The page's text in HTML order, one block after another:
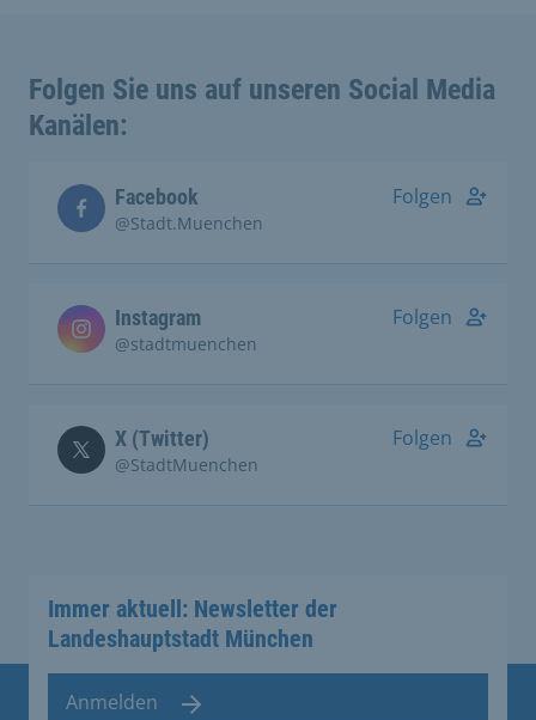
Folgen Sie uns auf unseren Social Media
Kanälen:
Facebook
@Stadt.Muenchen
Folgen
Instagram
@stadtmuenchen
Folgen
X (Twitter)
@StadtMuenchen
Folgen
Immer aktuell: Newsletter der
Landeshauptstadt München
Anmelden